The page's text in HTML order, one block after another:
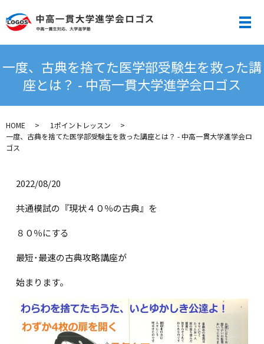
メ
一度、古典を捨てた医学部受験生を救った講
座とは？ - 中高一貫大学進学会ロゴス
HOME
1ポイントレッスン
一度、古典を捨てた医学部受験生を救った講座とは？ - 中高一貫大学進学会ロ
ゴス
2022/08/20
共通模試の『現状４０％の古典』を
８０％にする
最短･最速の古典攻略講座が
始まります。